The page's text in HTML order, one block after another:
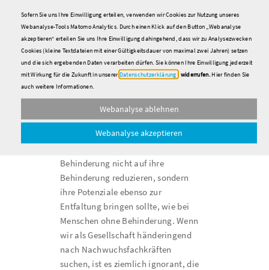
… muss die bzw. der Auszubildende
dieGenehmigung des Antrages mit
zur Prüfung bringenund kann dann
ihre bzw. seine in der Ausbildung
erworbenen Kompetenzen unter
Beweis stellen.
Noch einmal: Im Kopf wissen wir
Behinderung nicht auf ihre
Behinderung reduzieren, sondern
ihre Potenziale ebenso zur
Entfaltung bringen sollte, wie bei
Menschen ohne Behinderung. Wenn
wir als Gesellschaft händeringend
nach Nachwuchsfachkräften
suchen, ist es ziemlich ignorant, die
Sofern Sie uns Ihre Einwilligung erteilen, verwenden wir Cookies zur Nutzung unseres
Webanalyse-Tools Matomo Analytics. Durch einen Klick auf den Button „Webanalyse
akzeptieren“ erteilen Sie uns Ihre Einwilligung dahingehend, dass wir zu Analysezwecken
Cookies (kleine Textdateien mit einer Gültigkeitsdauer von maximal zwei Jahren) setzen
und die sich ergebenden Daten verarbeiten dürfen. Sie können Ihre Einwilligung jederzeit
mit Wirkung für die Zukunft in unserer Datenschutzerklärung widerrufen.Hier finden Sie
auch weitere Informationen.
Webanalyse ablehnen
Webanalyse akzeptieren